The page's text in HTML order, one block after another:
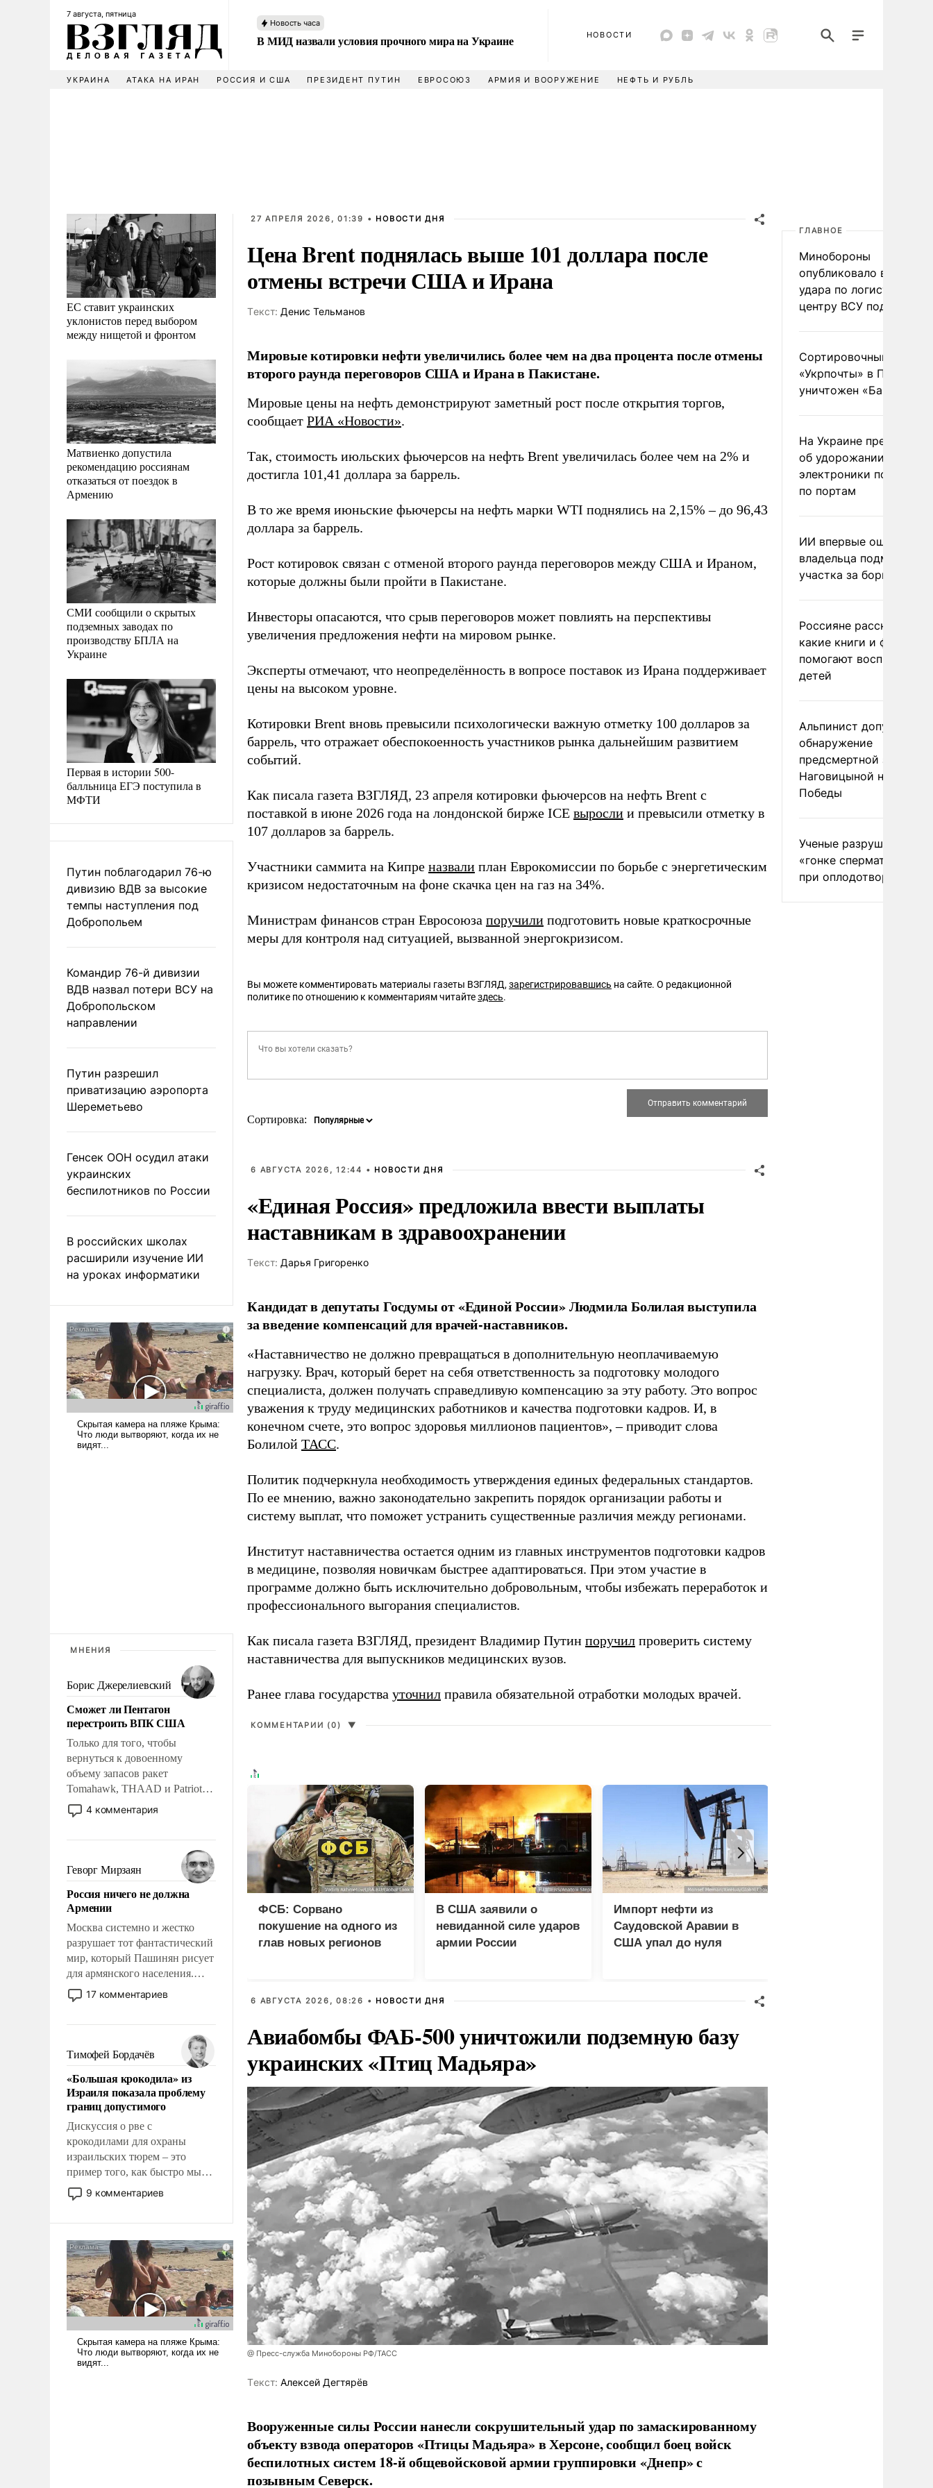
7 августа, пятница
Новость часа
В МИД назвали условия прочного мира на Украине НОВОСТИ
УКРАИНА АТАКА НА ИРАН РОССИЯ И США ПРЕЗИДЕНТ ПУТИН ЕВРОСОЮЗ АРМИЯ И ВООРУЖЕНИЕ НЕФТЬ И РУБЛЬ
ЕС ставит украинских
уклонистов перед выбором
между нищетой и фронтом
Матвиенко допустила
рекомендацию россиянам
отказаться от поездок в
Армению
СМИ сообщили о скрытых
подземных заводах по
производству БПЛА на
Украине
Первая в истории 500-
балльница ЕГЭ поступила в
МФТИ
Путин поблагодарил 76-ю
дивизию ВДВ за высокие
темпы наступления под
Добропольем
Командир 76-й дивизии
ВДВ назвал потери ВСУ на
Добропольском
направлении
Путин разрешил
приватизацию аэропорта
Шереметьево
Генсек ООН осудил атаки
украинских
беспилотников по России
В российских школах
расширили изучение ИИ
на уроках информатики
МНЕНИЯ
Борис Джерелиевский
Сможет ли Пентагон
перестроить ВПК США
Только для того, чтобы
вернуться к довоенному
объему запасов ракет
Tomahawk, THAAD и Patriot
США потребуется более трех
лет. Даже небольшая война с
Сложившаяся ситуация
означает многолетний период
уязвимости США, например,
перед Китаем.
4 комментария
Геворг Мирзаян
Россия ничего не должна
Армении
Москва системно и жестко
разрушает тот фантастический
мир, который Пашинян рисует
для армянского населения.
Мир, где политические
прожекты будут безусловно
налогоплательщиков и где
Еревану за свои поступки не
нужно отвечать.
17 комментариев
Тимофей Бордачёв
«Большая крокодила» из
Израиля показала проблему
границ допустимого
Дискуссия о рве с
крокодилами для охраны
израильских тюрем – это
пример того, как быстро мы
двигаемся по пути
революционных изменений.
псевдонаучной фантастики,
стало всерьез обсуждаемой
идеей.
9 комментариев
27 АПРЕЛЯ 2026, 01:39 • НОВОСТИ ДНЯ
Цена Brent поднялась выше 101 доллара после
отмены встречи США и Ирана
Tекст: Денис Тельманов
Мировые котировки нефти увеличились более чем на два процента после отмены
второго раунда переговоров США и Ирана в Пакистане.
Мировые цены на нефть демонстрируют заметный рост после открытия торгов,
сообщает РИА «Новости».
Так, стоимость июльских фьючерсов на нефть Brent увеличилась более чем на 2% и
достигла 101,41 доллара за баррель.
В то же время июньские фьючерсы на нефть марки WTI поднялись на 2,15% – до 96,43
доллара за баррель.
Рост котировок связан с отменой второго раунда переговоров между США и Ираном,
которые должны были пройти в Пакистане.
Инвесторы опасаются, что срыв переговоров может повлиять на перспективы
увеличения предложения нефти на мировом рынке.
Эксперты отмечают, что неопределённость в вопросе поставок из Ирана поддерживает
цены на высоком уровне.
Котировки Brent вновь превысили психологически важную отметку 100 долларов за
баррель, что отражает обеспокоенность участников рынка дальнейшим развитием
событий.
Как писала газета ВЗГЛЯД, 23 апреля котировки фьючерсов на нефть Brent с
поставкой в июне 2026 года на лондонской бирже ICE выросли и превысили отметку в
107 долларов за баррель.
Участники саммита на Кипре назвали план Еврокомиссии по борьбе с энергетическим
кризисом недостаточным на фоне скачка цен на газ на 34%.
Министрам финансов стран Евросоюза поручили подготовить новые краткосрочные
меры для контроля над ситуацией, вызванной энергокризисом.
Вы можете комментировать материалы газеты ВЗГЛЯД, зарегистрировавшись на сайте. О редакционной
политике по отношению к комментариям читайтездесь.
Сортировка:
6 АВГУСТА 2026, 12:44 • НОВОСТИ ДНЯ
«Единая Россия» предложила ввести выплаты
наставникам в здравоохранении
Tекст: Дарья Григоренко
Кандидат в депутаты Госдумы от «Единой России» Людмила Болилая выступила
за введение компенсаций для врачей-наставников.
«Наставничество не должно превращаться в дополнительную неоплачиваемую
нагрузку. Врач, который берет на себя ответственность за подготовку молодого
специалиста, должен получать справедливую компенсацию за эту работу. Это вопрос
уважения к труду медицинских работников и качества подготовки кадров. И, в
конечном счете, это вопрос здоровья миллионов пациентов», – приводит слова
Болилой ТАСС.
Политик подчеркнула необходимость утверждения единых федеральных стандартов.
По ее мнению, важно законодательно закрепить порядок организации работы и
систему выплат, что поможет устранить существенные различия между регионами.
Институт наставничества остается одним из главных инструментов подготовки кадров
в медицине, позволяя новичкам быстрее адаптироваться. При этом участие в
программе должно быть исключительно добровольным, чтобы избежать переработок и
профессионального выгорания специалистов.
Как писала газета ВЗГЛЯД, президент Владимир Путин поручил проверить систему
наставничества для выпускников медицинских вузов.
Ранее глава государства уточнил правила обязательной отработки молодых врачей.
КОММЕНТАРИИ (0) ▼
ФСБ: Сорвано
покушение на одного из
глав новых регионов
В США заявили о
невиданной силе ударов
армии России
Импорт нефти из
Саудовской Аравии в
США упал до нуля
6 АВГУСТА 2026, 08:26 • НОВОСТИ ДНЯ
Авиабомбы ФАБ-500 уничтожили подземную базу
украинских «Птиц Мадьяра»
@ Пресс-служба Минобороны РФ/ТАСС
Tекст: Алексей Дегтярёв
Вооруженные силы России нанесли сокрушительный удар по замаскированному
объекту взвода операторов «Птицы Мадьяра» в Херсоне, сообщил боец войск
беспилотных систем 18-й общевойсковой армии группировки «Днепр» с
позывным Северск.
ГЛАВНОЕ
Минобороны
опубликовало видео
удара по
центру ВСУ под Киевом
Сортировочный пункт
«Укрпочты» в
уничтожен
На Украине
об удорожании
электроники после
по портам
ИИ впервые
владельца
участка за борщевик
Россияне рассказали,
какие книги и фильмы
помогают воспитывать
детей
Альпинист допустил
обнаружение
предсмертной записки
Наговицыной на пике
Победы
Ученые разрушили миф
«гонке
при оплодотворении